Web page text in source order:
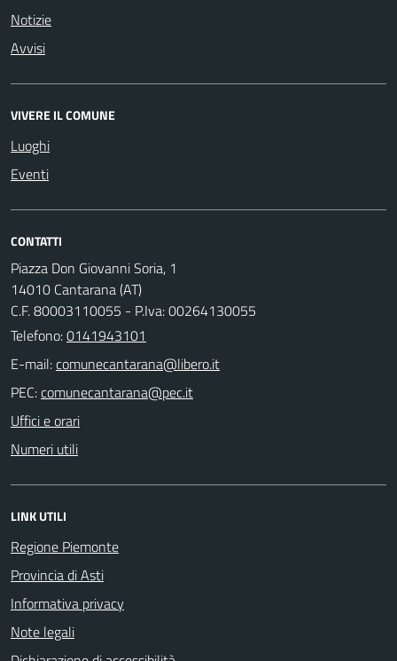
Notizie
Avvisi
VIVERE IL COMUNE
Luoghi
Eventi
CONTATTI
Piazza Don Giovanni Soria, 1
14010 Cantarana (AT)
C.F. 80003110055 - P.Iva: 00264130055
Telefono:0141943101
E-mail:
PEC:
Uffici e orari
Numeri utili
LINK UTILI
Regione Piemonte
Provincia di Asti
Informativa privacy
Note legali